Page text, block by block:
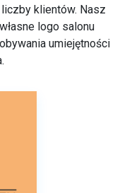
klientów. Nasz
logo salonu
umiejętności